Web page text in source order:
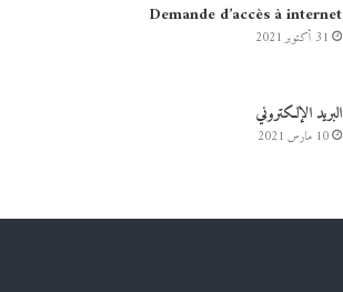
Demande d’accès à internet
31 أكتوبر 2021
البريد الإلكتروني
10 مارس 2021